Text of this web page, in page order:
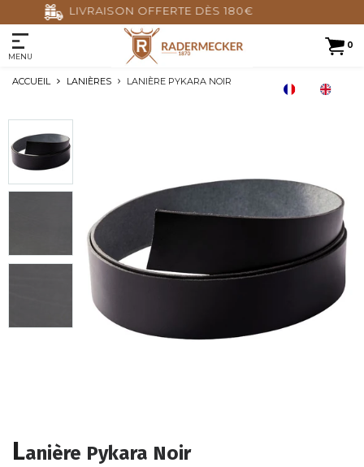
PAIEMENT SÉCURISÉ
0
MENU
ACCUEIL LANIÈRES LANIÈRE PYKARA NOIR
Lanière Pykara Noir